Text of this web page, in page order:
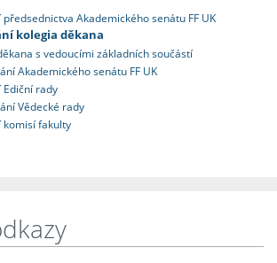
Akademického senátu FF UK
kolegia děkana
s vedoucími základních součástí
Akademického senátu FF UK
Ediční rady
Vědecké rady
komisí fakulty